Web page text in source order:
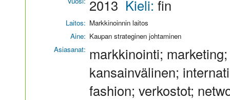
2013 Kieli: fin
Laitos: Markkinoinnin laitos
Aine: Kaupan strateginen johtaminen
Asiasanat: markkinointi;
kansainvälinen;
fashion; verkostot;